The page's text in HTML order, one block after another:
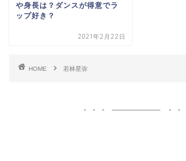
や身長は？ダンスが得意でラ
ップ好き？
2021年2月22日
HOME 若林星弥